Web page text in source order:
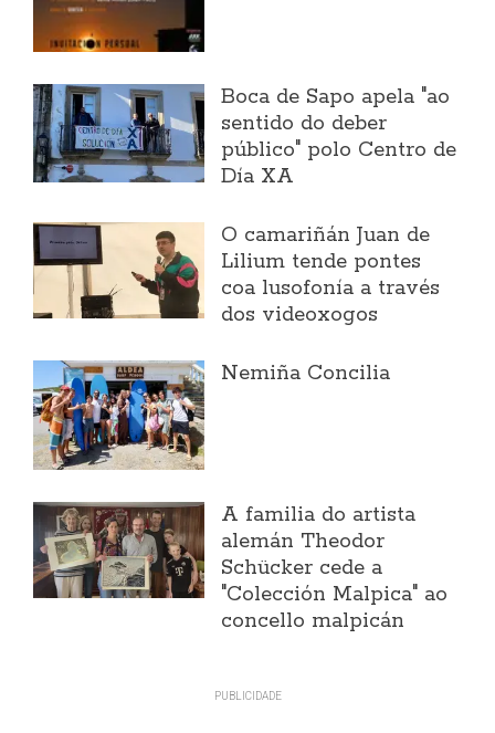
Boca de Sapo apela "ao
sentido do deber
público" polo Centro de
Día XA
O camariñán Juan de
Lilium tende pontes
coa lusofonía a través
dos videoxogos
Nemiña Concilia
A familia do artista
alemán Theodor
Schücker cede a
"Colección Malpica" ao
concello malpicán